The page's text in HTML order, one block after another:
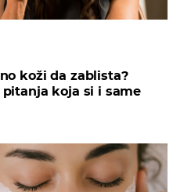
koži da zablista?
koja si i same